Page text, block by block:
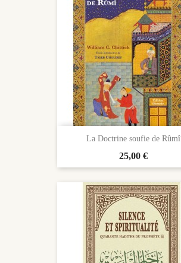
La Doctrine soufie de Rûmî
Prix
25,00 €